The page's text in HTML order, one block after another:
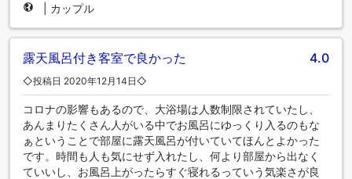
カップル
露天風呂付き客室で良かった 4.0
◇投稿日 2020年12月14日◇
コロナの影響もあるので、大浴場は人数制限されていたし、
あんまりたくさん人がいる中でお風呂にゆっくり入るのもな
ぁということで部屋に露天風呂が付いていてほんとよかった
です。時間も人も気にせず入れたし、何より部屋から出なく
ていいし、お風呂上がったらすぐ寝れるっていう気楽さが良